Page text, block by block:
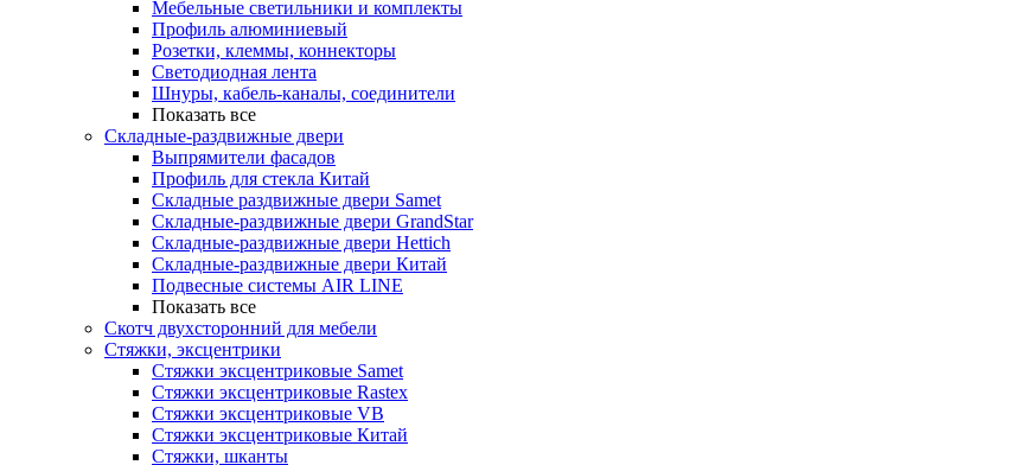
Мебельные светильники и комплекты
Профиль алюминиевый
Розетки, клеммы, коннекторы
Светодиодная лента
Шнуры, кабель-каналы, соединители
Показать все
Складные-раздвижные двери
Выпрямители фасадов
Профиль для стекла Китай
Складные раздвижные двери Samet
Складные-раздвижные двери GrandStar
Складные-раздвижные двери Hettich
Складные-раздвижные двери Китай
Подвесные системы AIR LINE
Показать все
Скотч двухсторонний для мебели
Стяжки, эксцентрики
Cтяжки эксцентриковые Samet
Стяжки эксцентриковые Rastex
Стяжки эксцентриковые VB
Стяжки эксцентриковые Китай
Стяжки, шканты